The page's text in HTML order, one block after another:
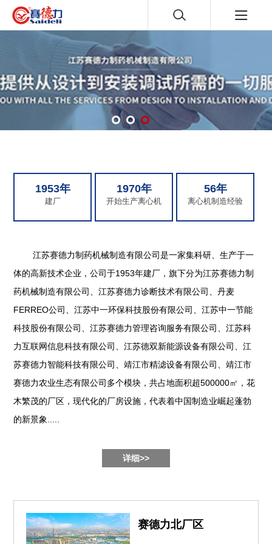
1953年
建厂
1970年
开始生产离心机
56年
离心机制造经验
江苏赛德力制药机械制造有限公司是一家集科研、生产于一
体的高新技术企业，公司于1953年建厂，旗下分为江苏赛德力制
药机械制造有限公司、江苏赛德力诊断技术有限公司、丹麦
FERREO公司、江苏中一环保科技股份有限公司、江苏中一节能
科技股份有限公司、江苏赛德力管理咨询服务有限公司、江苏科
力互联网信息科技有限公司、江苏德双新能源设备有限公司、江
苏赛德力智能科技有限公司、靖江市精滤设备有限公司、靖江市
赛德力农业生态有限公司多个模块，共占地面积超500000㎡，花
木繁茂的厂区，现代化的厂房设施，代表着中国制造业崛起蓬勃
的新景象.....
详细>>
赛德力北厂区